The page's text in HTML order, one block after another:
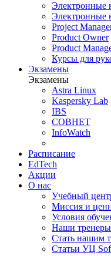
Электронные
Электронные
Project
Product Owner
Product
Курсы для
Экзамены
Экзамены
Astra Linux
Kaspersky Lab
IBS
СОВНЕТ
InfoWatch
Расписание
EdTech
Акции
О нас
Учебный
Миссия и
Условия
Наши тренеры
Стать нашим
Статьи УЦ